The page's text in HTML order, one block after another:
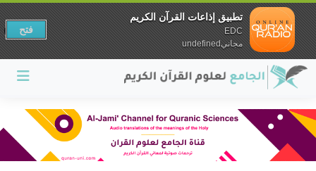
تطبيق إذاعات القرآن الكريم
EDC
مجانيundefined
فتح